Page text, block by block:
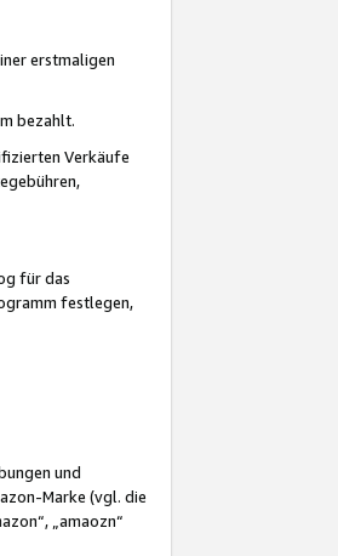
erstmaligen
bezahlt.
Verkäufe
für das
festlegen,
und
Marke (vgl. die
„amaozn“